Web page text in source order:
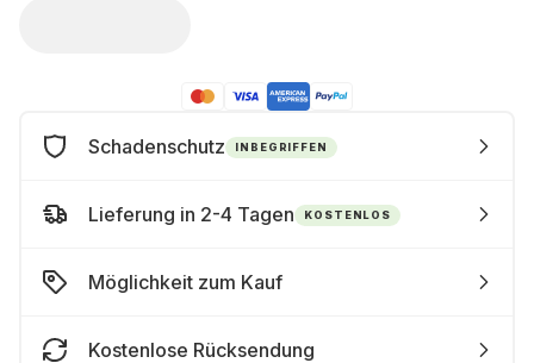
Schadenschutz INBEGRIFFEN
Lieferung in 2-4 Tagen KOSTENLOS
Möglichkeit zum Kauf
Kostenlose Rücksendung